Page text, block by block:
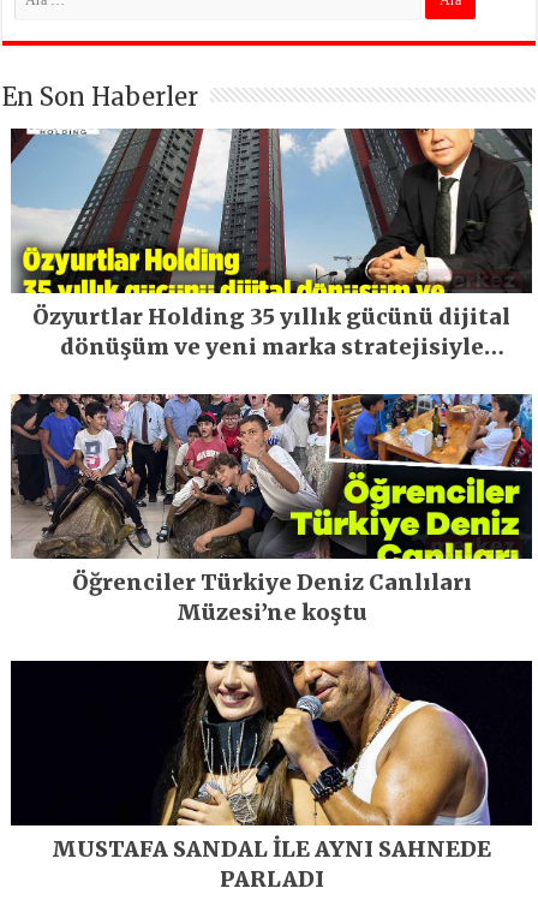
En Son Haberler
Özyurtlar Holding 35 yıllık gücünü dijital
dönüşüm ve yeni marka stratejisiyle
Öğrenciler Türkiye Deniz Canlıları
Müzesi’ne koştu
MUSTAFA SANDAL İLE AYNI SAHNEDE
PARLADI